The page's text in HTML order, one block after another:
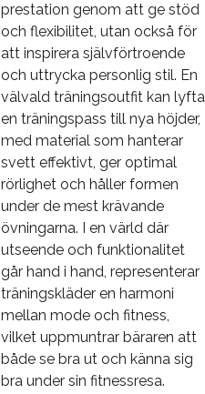
prestation genom att ge stöd
och flexibilitet, utan också för
att inspirera självförtroende
och uttrycka personlig stil. En
välvald träningsoutfit kan lyfta
en träningspass till nya höjder,
med material som hanterar
svett effektivt, ger optimal
rörlighet och håller formen
under de mest krävande
övningarna. I en värld där
utseende och funktionalitet
går hand i hand, representerar
träningskläder en harmoni
mellan mode och fitness,
vilket uppmuntrar bäraren att
både se bra ut och känna sig
bra under sin fitnessresa.